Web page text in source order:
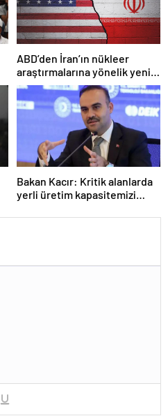
ABD’den İran’ın nükleer
araştırmalarına yönelik yeni
yaptırımlar
Bakan Kacır: Kritik alanlarda
yerli üretim kapasitemizi